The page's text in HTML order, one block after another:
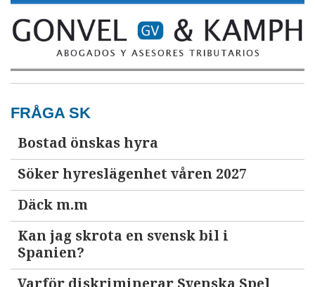
FRÅGA SK
Bostad önskas hyra
Söker hyreslägenhet våren 2027
Däck m.m
Kan jag skrota en svensk bil i
Spanien?